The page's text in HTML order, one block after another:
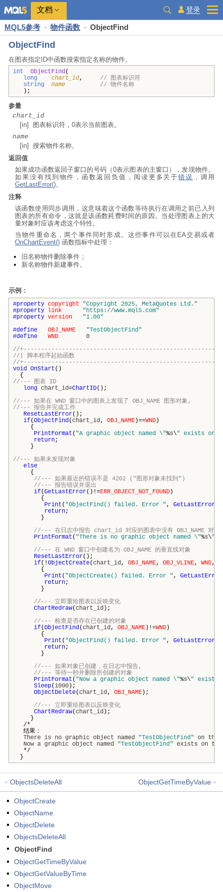
文档 登录
MQL5参考 物件函数 ObjectFind
ObjectFind
在图表指定ID中函数搜索指定名称的物件。
int ObjectFind(
long
chart_id, // 图表标识符
string
name
// 物件名称
);
参量
chart_id
[in] 图表标识符，0表示当前图表。
name
[in] 搜索物件名称。
返回值
如果成功函数返回子窗口的号码（0表示图表的主窗口），发现物件。
如果没有找到物件，函数返回负值，阅读更多关于错误 ，调用
GetLastError()。
注释
该函数使用同步调用，这意味着这个函数等待执行在调用之前已入列
图表的所有命令，这就是该函数耗费时间的原因。当处理图表上的大
量对象时应该考虑这个特性。
当物件重命名，两个事件同时形成。这些事件可以在EA交易或者
OnChartEvent() 函数指标中处理：
旧名称物件删除事件；
新名称物件新建事件。
示例：
#property copyright
"Copyright 2025, MetaQuotes Ltd."
#property
link
"https://www.mql5.com"
#property version
"1.00"
#define
OBJ_NAME
"TestObjectFind"
#define
WND
0
//
//| 脚本程序起始函
//
void OnStart ()
{
//--- 图表 ID
long chart_id=ChartID();
//--- 如果在 WND 窗口中的图表上发现了 OBJ_NAME 图形对象,
//--- 报告并完成工作
ResetLastError();
if(ObjectFind(chart_id, OBJ_NAME )==WND )
{
PrintFormat ( "A graphic object named \"%s\" exists on
return;
}
//--- 如果未发现对象
else
{
//--- 如果最近的错误不是 4202 ("图形对象未找到")
//--- 报告错误并退出
if(GetLastError()!=ERR_OBJECT_NOT_FOUND )
{
Print ( "ObjectFind() failed. Error ", GetLastError
return;
}
//--- 在日志中报告 chart_id 对应的图表中没有 OBJ_NAME 对象
PrintFormat ( "There is no graphic object named \"%s\"
//--- 在 WND 窗口中创建名为 OBJ_NAME 的垂直线对象
ResetLastError();
if(!ObjectCreate(chart_id, OBJ_NAME, OBJ_VLINE, WND,
{
Print ( "ObjectCreate() failed. Error ", GetLastError
return;
}
//--- 立即重绘图表以反映变化
ChartRedraw(chart_id );
//--- 检查是否存在已创建的对象
if(ObjectFind(chart_id, OBJ_NAME )!=WND )
{
Print ( "ObjectFind() failed. Error ", GetLastError
return;
}
//--- 如果对象已创建，在日志中报告,
//--- 等待一秒并删除所创建的对象
PrintFormat ( "Now a graphic object named \"%s\" exists
Sleep( 1000 );
ObjectDelete(chart_id, OBJ_NAME );
//--- 立即重绘图表以反映变化
ChartRedraw(chart_id );
}
/*
结果：
There is no graphic object named "TestObjectFind" on the
Now a graphic object named "TestObjectFind" exists on the
*/
}
ObjectsDeleteAll ObjectGetTimeByValue
ObjectCreate
ObjectName
ObjectDelete
ObjectsDeleteAll
ObjectFind
ObjectGetTimeByValue
ObjectGetValueByTime
ObjectMove